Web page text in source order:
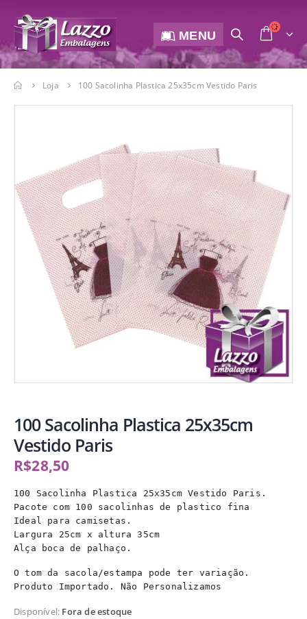
MENU
Loja 100 Sacolinha Plastica 25x35cm Vestido Paris
100 Sacolinha Plastica 25x35cm
Vestido Paris
R$28,50
100 Sacolinha Plastica 25x35cm Vestido Paris.
Pacote com 100 sacolinhas de plastico fina
Ideal para camisetas.
Largura 25cm x altura 35cm
Alça boca de palhaço.
O tom da sacola/estampa pode ter variação.
Disponível: Fora de estoque